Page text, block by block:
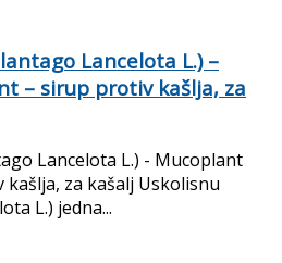
Lancelota L.) –
– sirup protiv kašlja, za
Lancelota L.) - Mucoplant
za kašalj Uskolisnu
L.) jedna...